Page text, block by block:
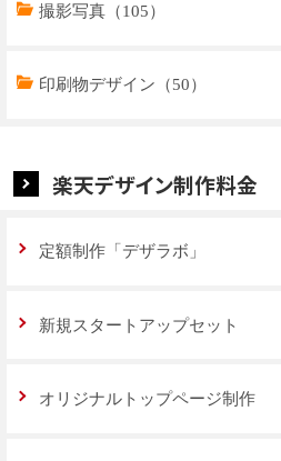
商品ページデザイン（769）
特集ページデザイン（59）
撮影写真（105）
印刷物デザイン（50）
楽天デザイン制作料金
定額制作「デザラボ」
新規スタートアップセット
オリジナルトップページ制作